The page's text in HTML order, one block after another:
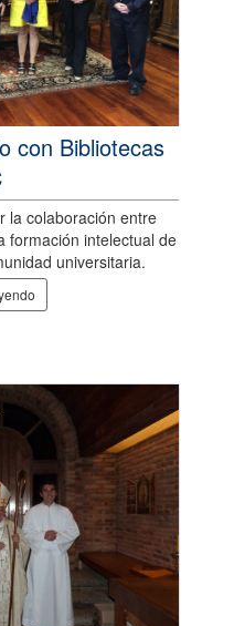
con Bibliotecas
la colaboración entre
formación intelectual de
universitaria.